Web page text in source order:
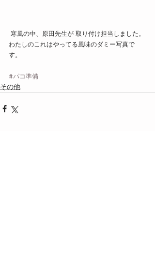
わたしのこれはやってる風味のダミー写真で
す。
#パコ準備
その他